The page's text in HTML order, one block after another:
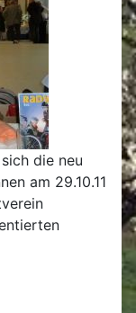
die neu
am 29.10.11